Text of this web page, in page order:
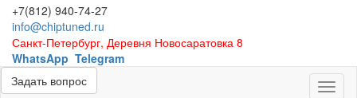
+7(812) 940-74-27
info@chiptuned.ru
Санкт-Петербург, Деревня Новосаратовка 8
WhatsApp Telegram
Меню
Задать вопрос